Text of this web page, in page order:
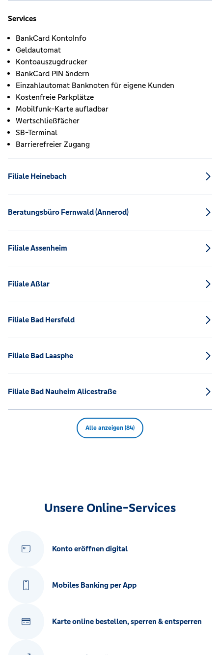
Services
BankCard KontoInfo
Geldautomat
Kontoauszugdrucker
BankCard PIN ändern
Einzahlautomat Banknoten für eigene Kunden
Kostenfreie Parkplätze
Mobilfunk-Karte aufladbar
Wertschließfächer
SB-Terminal
Barrierefreier Zugang
Filiale Heinebach
Beratungsbüro Fernwald (Annerod)
Filiale Assenheim
Filiale Aßlar
Filiale Bad Hersfeld
Filiale Bad Laasphe
Filiale Bad Nauheim Alicestraße
Alle anzeigen (84)
Unsere Online-Services
Konto eröffnen digital
Mobiles Banking per App
Karte online bestellen, sperren & entsperren